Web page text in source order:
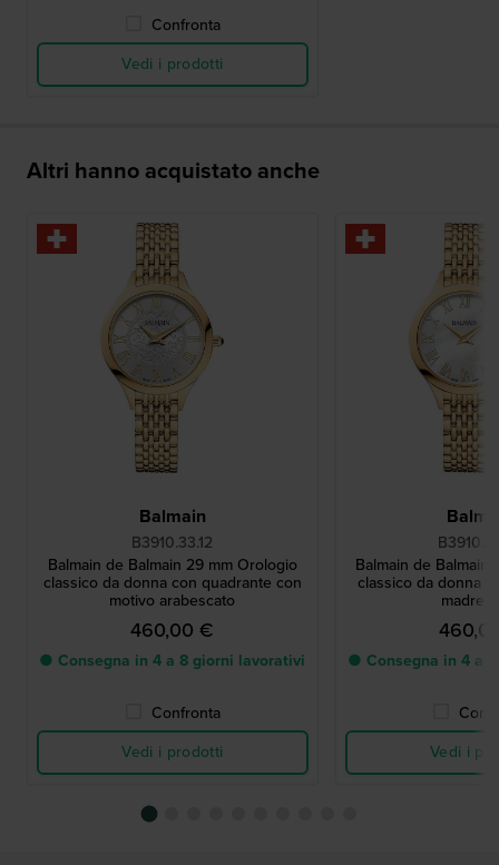
Confronta
Vedi i prodotti
Altri hanno acquistato anche
Balmain
B3910.33.12
Balmain de Balmain 29 mm Orologio
classico da donna con quadrante con
motivo arabescato
460,00 €
● Consegna in 4 a 8 giorni lavorativi
Confronta
Vedi i prodotti
Balmain de Balmain
classico da donna
● Consegna in 4 a
Vedi i